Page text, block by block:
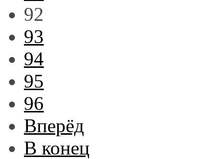
92
93
94
95
96
Вперёд
В конец